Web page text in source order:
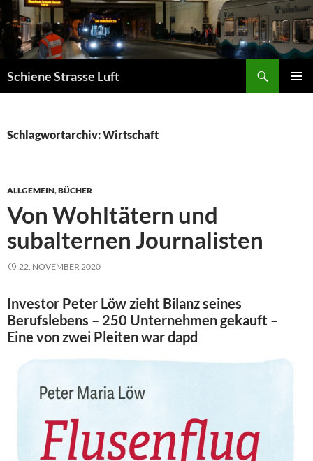
Zum
Inhalt
springen
Schiene Strasse Luft
Schlagwortarchiv: Wirtschaft
ALLGEMEIN,BÜCHER
Von Wohltätern und
subalternen Journalisten
22. NOVEMBER 2020
Investor Peter Löw zieht Bilanz seines
Berufslebens – 250 Unternehmen gekauft –
Eine von zwei Pleiten war dapd